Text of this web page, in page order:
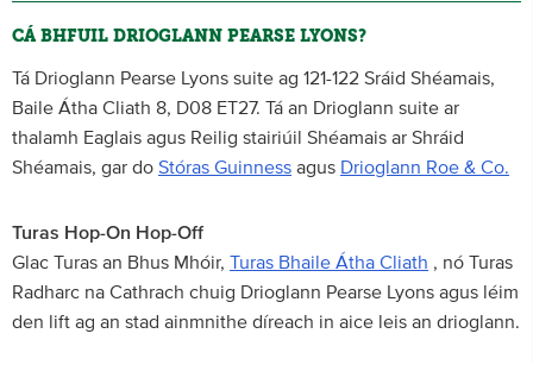
CÁ BHFUIL DRIOGLANN PEARSE LYONS?
Tá Drioglann Pearse Lyons suite ag 121-122 Sráid Shéamais,
Baile Átha Cliath 8, D08 ET27. Tá an Drioglann suite ar
thalamh Eaglais agus Reilig stairiúil Shéamais ar Shráid
Shéamais, gar do Stóras Guinness agus Drioglann Roe & Co.
Turas Hop-On Hop-Off
Glac Turas an Bhus Mhóir, Turas Bhaile Átha Cliath , nó Turas
Radharc na Cathrach chuig Drioglann Pearse Lyons agus léim
den lift ag an stad ainmnithe díreach in aice leis an drioglann.